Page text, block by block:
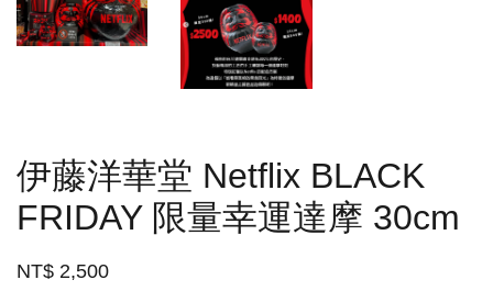
伊藤洋華堂 Netflix BLACK
FRIDAY 限量幸運達摩 30cm
NT$ 2,500